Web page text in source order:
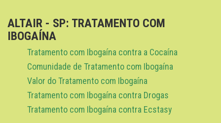
ALTAIR - SP: TRATAMENTO COM
IBOGAÍNA
Tratamento com Ibogaína contra a Cocaína
Comunidade de Tratamento com Ibogaína
Valor do Tratamento com Ibogaína
Tratamento com Ibogaína contra Drogas
Tratamento com Ibogaína contra Ecstasy